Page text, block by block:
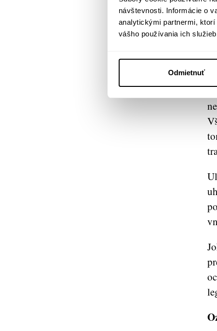
návštevnosti. Informácie o
analytickými partnermi,
vášho používania ich
Odmietnuť